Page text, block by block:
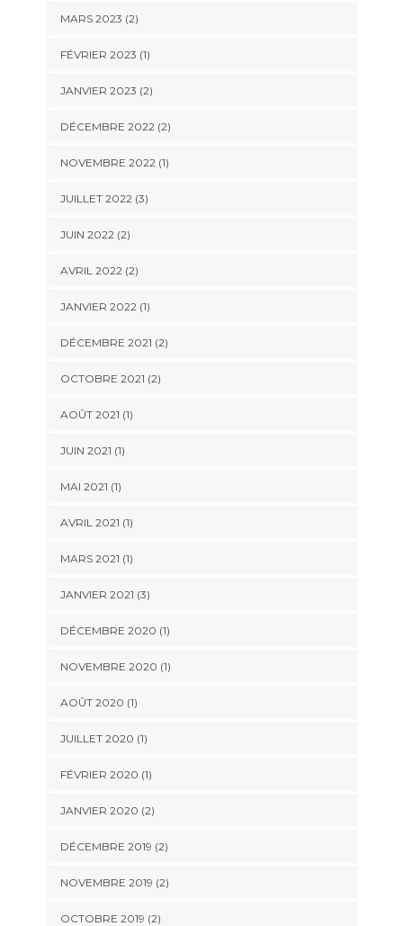
MARS 2023 (2)
FÉVRIER 2023 (1)
JANVIER 2023 (2)
DÉCEMBRE 2022(2)
NOVEMBRE 2022(1)
JUILLET 2022(3)
JUIN 2022(2)
AVRIL 2022(2)
JANVIER 2022(1)
DÉCEMBRE 2021 (2)
OCTOBRE 2021 (2)
AOÛT 2021 (1)
JUIN 2021 (1)
MAI 2021 (1)
AVRIL 2021 (1)
MARS 2021 (1)
JANVIER 2021 (3)
DÉCEMBRE 2020 (1)
NOVEMBRE 2020 (1)
AOÛT 2020 (1)
JUILLET 2020 (1)
FÉVRIER 2020 (1)
JANVIER 2020 (2)
DÉCEMBRE 2019 (2)
NOVEMBRE 2019 (2)
OCTOBRE 2019 (2)